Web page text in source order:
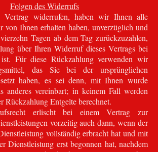
Folgen des Widerrufs
Vertrag widerrufen, haben wir Ihnen alle
von Ihnen erhalten haben, unverzüglich und
Tagen ab dem Tag zurückzuzahlen,
über Ihren Widerruf dieses Vertrags bei
ist. Für diese Rückzahlung verwenden wir
das Sie bei der ursprünglichen
haben, es sei denn, mit Ihnen wurde
anderes vereinbart; in keinem Fall werden
Rückzahlung Entgelte berechnet.
erlischt bei einem Vertrag zur
vorzeitig auch dann, wenn der
vollständig erbracht hat und mit
Dienstleistung erst begonnen hat, nachdem